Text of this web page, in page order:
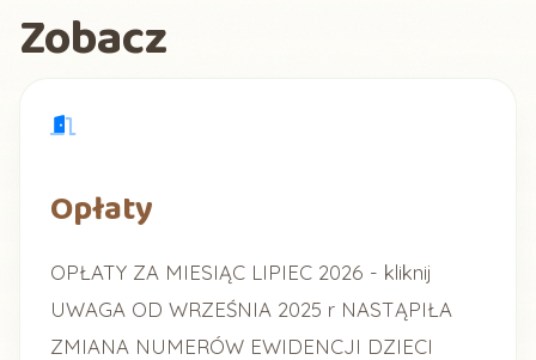
Zobacz
Opłaty
OPŁATY ZA MIESIĄC LIPIEC 2026 - kliknij
UWAGA OD WRZEŚNIA 2025 r NASTĄPIŁA
ZMIANA NUMERÓW EWIDENCJI DZIECI